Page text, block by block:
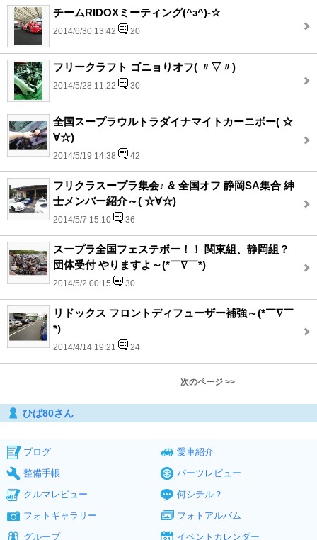
チームRIDOXミーティング(^з^)-☆
2014/6/30 13:42 20
フリークラフト ゴニョりオフ( 〃▽〃)
2014/5/28 11:22 30
全国スープラウルトラダイナマイトカーニボー( ☆
∀☆)
2014/5/19 14:38 42
フリクラスープラ集会♪ & 全国オフ 静岡SA集合 紳
士メンバー紹介～( ☆∀☆)
2014/5/7 15:10 36
スープラ全国フェステボー！！ 関東組、静岡組？
団体受付 やりますよ～(*￣∇￣*)
2014/5/2 00:15 30
リドックス フロントディフューザー補強～(*￣∇￣
*)
2014/4/14 19:21 24
次のページ >>
ひば80さん
ブログ
愛車紹介
整備手帳
パーツレビュー
クルマレビュー
何シテル？
フォトギャラリー
フォトアルバム
グループ
イベントカレンダー